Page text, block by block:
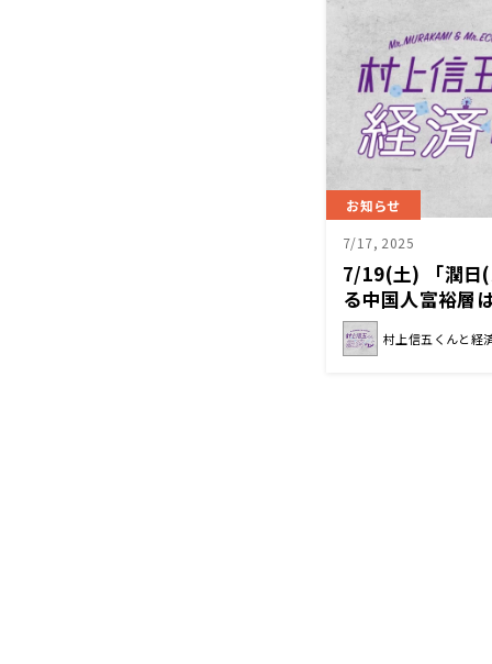
お知らせ
7/17, 2025
7/19(土) 「潤日
る中国人富裕層
いるのか？『村
村上信五くんと経